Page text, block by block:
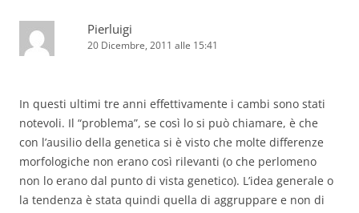
Pierluigi
20 Dicembre, 2011 alle 15:41
In questi ultimi tre anni effettivamente i cambi sono stati
notevoli. Il “problema”, se così lo si può chiamare, è che
con l’ausilio della genetica si è visto che molte differenze
morfologiche non erano così rilevanti (o che perlomeno
non lo erano dal punto di vista genetico). L’idea generale o
la tendenza è stata quindi quella di aggruppare e non di